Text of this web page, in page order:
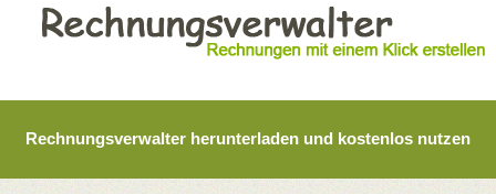
Rechnungsverwalter herunterladen und kostenlos nutzen